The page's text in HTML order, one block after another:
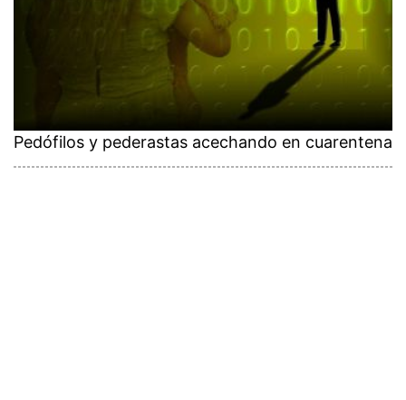
Pedófilos y pederastas acechando en cuarentena